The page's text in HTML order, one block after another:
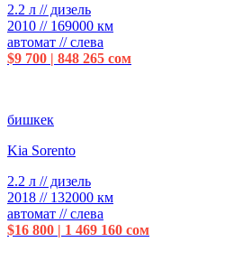
2.2 л // дизель
2010 // 169000 км
автомат // слева
$9 700 | 848 265 сом
бишкек
Kia Sorento
2.2 л // дизель
2018 // 132000 км
автомат // слева
$16 800 | 1 469 160 сом